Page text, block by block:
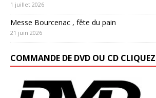
1 juillet 2026
Messe Bourcenac , fête du pain
21 juin 2026
COMMANDE DE DVD OU CD